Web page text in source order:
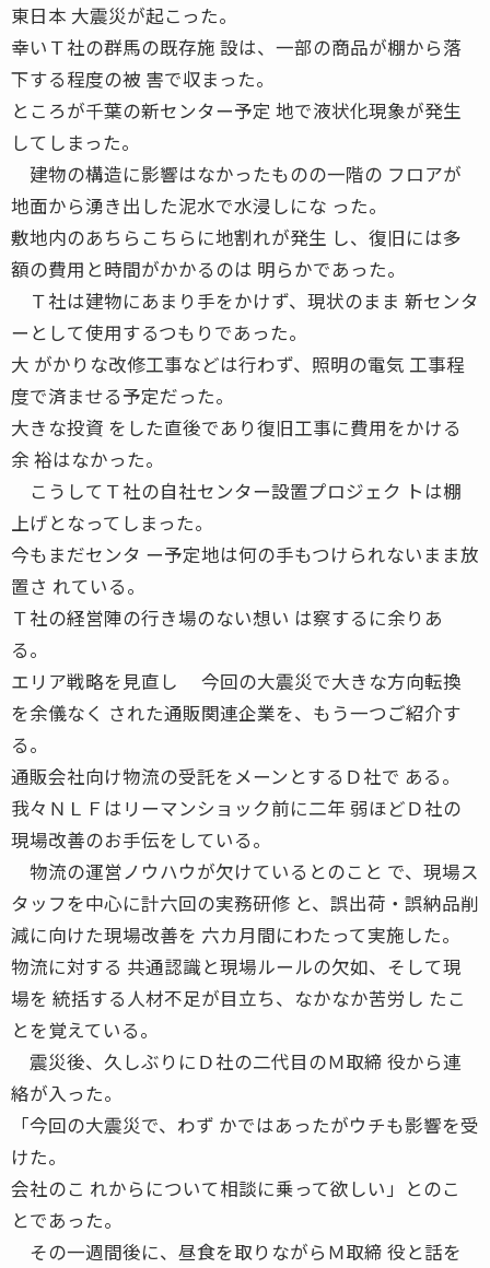
東日本 大震災が起こった。
幸いＴ社の群馬の既存施 設は、一部の商品が棚から落
下する程度の被 害で収まった。
ところが千葉の新センター予定 地で液状化現象が発生
してしまった。
建物の構造に影響はなかったものの一階の フロアが
地面から湧き出した泥水で水浸しにな った。
敷地内のあちらこちらに地割れが発生 し、復旧には多
額の費用と時間がかかるのは 明らかであった。
Ｔ社は建物にあまり手をかけず、現状のまま 新センタ
ーとして使用するつもりであった。
大 がかりな改修工事などは行わず、照明の電気 工事程
度で済ませる予定だった。
大きな投資 をした直後であり復旧工事に費用をかける
余 裕はなかった。
こうしてＴ社の自社センター設置プロジェク トは棚
上げとなってしまった。
今もまだセンタ ー予定地は何の手もつけられないまま放
置さ れている。
Ｔ社の経営陣の行き場のない想い は察するに余りあ
る。
エリア戦略を見直し 今回の大震災で大きな方向転換
を余儀なく された通販関連企業を、もう一つご紹介す
る。
通販会社向け物流の受託をメーンとするＤ社で ある。
我々ＮＬＦはリーマンショック前に二年 弱ほどＤ社の
現場改善のお手伝をしている。
物流の運営ノウハウが欠けているとのこと で、現場ス
タッフを中心に計六回の実務研修 と、誤出荷・誤納品削
減に向けた現場改善を 六カ月間にわたって実施した。
物流に対する 共通認識と現場ルールの欠如、そして現
場を 統括する人材不足が目立ち、なかなか苦労し たこ
とを覚えている。
震災後、久しぶりにＤ社の二代目のＭ取締 役から連
絡が入った。
「今回の大震災で、わず かではあったがウチも影響を受
けた。
会社のこ れからについて相談に乗って欲しい」とのこ
とであった。
その一週間後に、昼食を取りながらＭ取締 役と話を